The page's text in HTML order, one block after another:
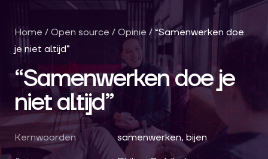
Home / Open source / Opinie / “Samenwerken doe
je niet altijd”
“Samenwerken doe je
niet altijd”
Kernwoorden
samenwerken, bijen